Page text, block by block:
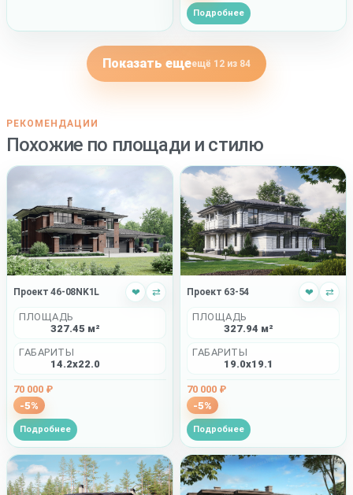
Подробнее
Показать ещеещё 12 из 84
РЕКОМЕНДАЦИИ
Похожие по площади и стилю
Проект 46-08NK1L ❤ ⇄
ПЛОЩАДЬ
327.45 м²
ГАБАРИТЫ
14.2x22.0
70 000 ₽
-5%
Подробнее
Проект 63-54 ❤ ⇄
ПЛОЩАДЬ
327.94 м²
ГАБАРИТЫ
19.0x19.1
70 000 ₽
-5%
Подробнее